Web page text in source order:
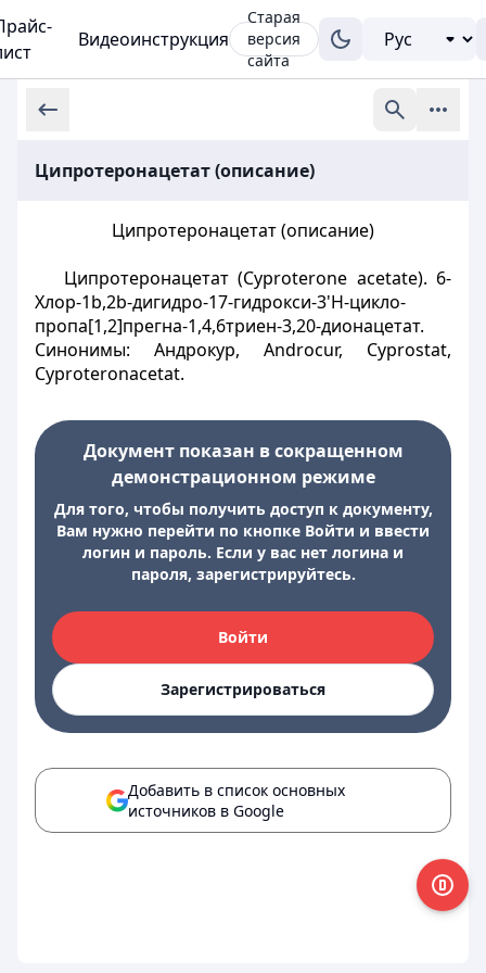
Видеоинструкция
Старая
версия
сайта
Ципротеронацетат (описание)
Ципротеронацетат (описание)
Ципротеронацетат (Cyproterone acetate). 6-
Хлор-1b,2b-дигидро-17-гидрокси-3'Н-цикло-
пропа[1,2]прегна-1,4,6триен-3,20-дионацетат.
Синонимы: Андрокур, Androcur, Сурrostat,
Сурroteronacetat.
Документ показан в сокращенном
демонстрационном режиме
Для того, чтобы получить доступ к документу,
Вам нужно перейти по кнопке Войти и ввести
логин и пароль. Если у вас нет логина и
пароля, зарегистрируйтесь.
Войти
Зарегистрироваться
Добавить в список основных
источников в Google